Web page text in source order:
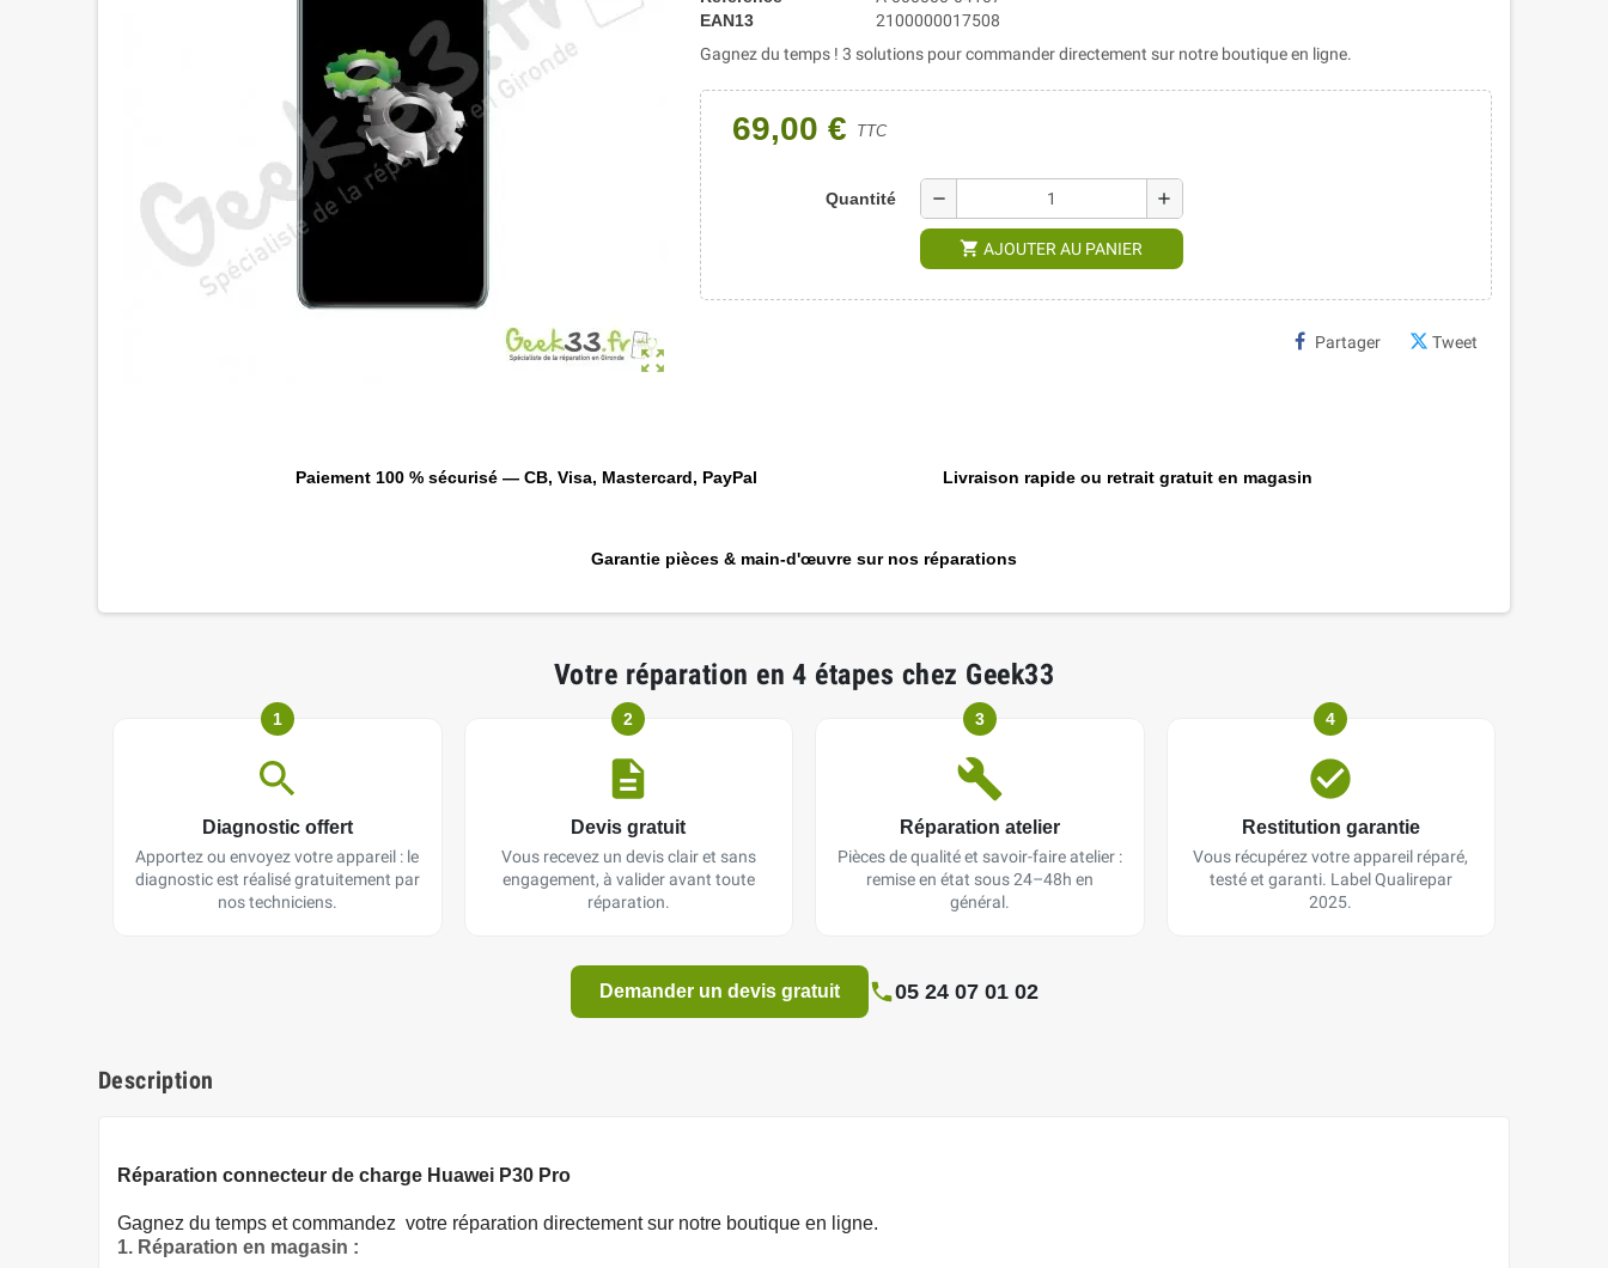
zoom_out_map
EAN13
2100000017508
Gagnez du temps ! 3 solutions pour commander directement sur notre boutique en ligne.
69,00 € TTC
Quantité remove add
shopping_cart AJOUTER AU PANIER
Partager Tweet
Paiement 100 % sécurisé — CB, Visa, Mastercard, PayPal Livraison rapide ou retrait gratuit en magasin
Garantie pièces & main-d'œuvre sur nos réparations
Votre réparation en 4 étapes chez Geek33
1
Diagnostic offert
Apportez ou envoyez votre appareil : le
diagnostic est réalisé gratuitement par
nos techniciens.
2
Devis gratuit
Vous recevez un devis clair et sans
engagement, à valider avant toute
réparation.
3
Réparation atelier
Pièces de qualité et savoir-faire atelier :
remise en état sous 24–48h en
général.
4
Restitution garantie
Vous récupérez votre appareil réparé,
testé et garanti. Label Qualirepar
2025.
Demander un devis gratuit 05 24 07 01 02
Description
Réparation connecteur de charge Huawei P30 Pro
Gagnez du temps et commandez votre réparation directement sur notre boutique en ligne.
1. Réparation en magasin :